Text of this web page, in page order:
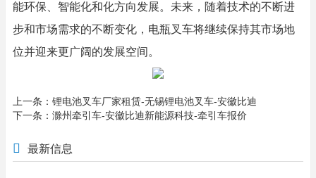
能环保、智能化和化方向发展。未来，随着技术的不断进
步和市场需求的不断变化，电瓶叉车将继续保持其市场地
位并迎来更广阔的发展空间。
上一条： 锂电池叉车厂家租赁-无锡锂电池叉车-安徽比迪
下一条： 滁州牵引车-安徽比迪新能源科技-牵引车报价
最新信息